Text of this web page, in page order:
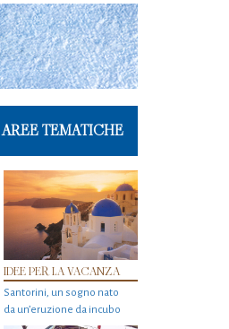
AREE TEMATICHE
IDEE PER LA VACANZA
Santorini, un sogno nato
da un’eruzione da incubo